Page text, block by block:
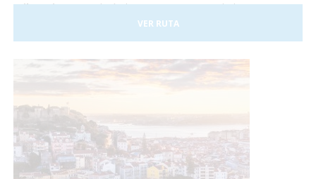
milenariaque todavía hoy persiste en sus habitantes. En
Japón todo funciona a la perfección, se trata de un país
relativamente pequeño para la cantidad de gente que lo
otras grandes ciudades del mundo. ¡Sí que si lo que buscas
satisfacer todas tus necesidades
el material y la información que requieras para hacer
que estas vacaciones sean las mejores que puedas
tener! Así que escápate a conocer Japón y, ¡Sólo disfruta!
VER RUTA